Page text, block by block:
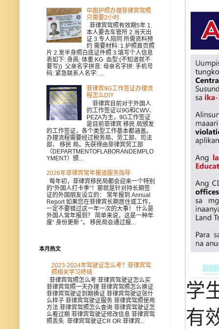
学
有
中国护照办理菲律宾驾照
只需要2小时
菲律宾驾照有效期5年 1.
本人要去车管所 2.当天出
证 3.专人陪同 所需资料预
约 需要材料: 1.护照首页照
片 2.发半身照白底证件照 3.填写个人信息
表如下: 身高: 体重:KG 血型:(不知道就不
要写)) 父亲名字拼音: 母亲名字拼: 手机号
码: 紧急联系人名字: ...
菲律宾9G工作签证办理流
程怎么DIY
菲律宾目前对于外国人
的工作签证以9G和CWV、
PEZA为主，9G工作签证
是目前菲律宾 移民 局颁发
的工作签证，各个类型工作基本都涵盖。
办理流程需要经过税务局、劳工部、司法
部、 移民 局。先获得由菲律宾劳工部
（DEPARTMENTOFLABORANDEMPLO
YMENT）颁...
2026年菲律宾常年报道服务指导
每年初，菲律宾移民局都会迎来一个特别
的“外国人打卡季”！那就是针对持长期签
证的外国朋友设立的： 常年报到 Annual
Report 如果您在菲律宾长期居住或工作，
一定不要错过这一年一次的大事！ 什么是
外国人常年报到？ 简单来说，这是一种年
度“ 身份更新 ”。 移民局会通过报...
本月热文
2023-2024年驾驶证怎么考？菲律宾驾
照相关学习终结
菲律宾驾照怎么考 菲律宾驾驶证怎么买
菲律宾驾照一天办理 菲律宾驾照怎么换证
菲律宾驾驶证到期换证 菲律宾驾驶证张什
么样子 菲律宾驾驶证服务 菲律宾驾照使用
方法 菲律宾驾照怎么查询 菲律宾驾驶证怎
么看过期 菲律宾驾驶证修改信息 菲律宾驾
照丢失 菲律宾驾驶证CR OR 菲律宾...